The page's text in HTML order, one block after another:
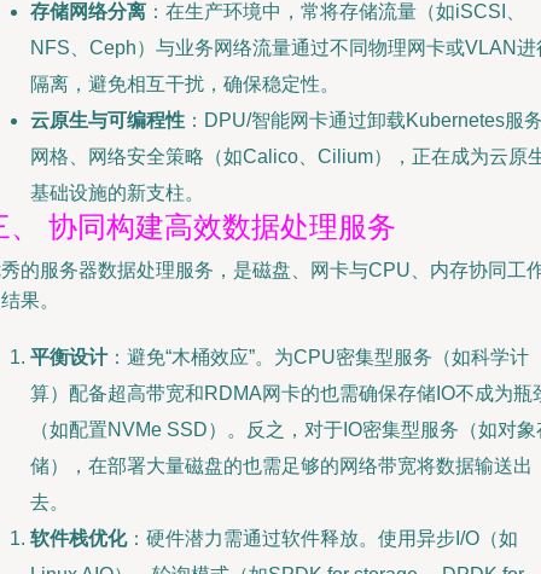
存储网络分离 ：在生产环境中，常将存储流量（如iSCSI、
NFS、Ceph）与业务网络流量通过不同物理网卡或VLAN进
隔离，避免相互干扰，确保稳定性。
云原生与可编程性 ：DPU/智能网卡通过卸载Kubernetes服
网格、网络安全策略（如Calico、Cilium），正在成为云原
基础设施的新支柱。
、 协同构建高效数据处理服务
的服务器数据处理服务，是磁盘、网卡与CPU、内存协同工
果。
平衡设计：避免“木桶效应”。为CPU密集型服务（如科学计
算）配备超高带宽和RDMA网卡的也需确保存储IO不成为瓶
（如配置NVMe SSD）。反之，对于IO密集型服务（如对象
储），在部署大量磁盘的也需足够的网络带宽将数据输送出
去。
软件栈优化：硬件潜力需通过软件释放。使用异步I/O（如